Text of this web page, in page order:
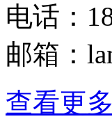
电话：
邮箱：
查看更多